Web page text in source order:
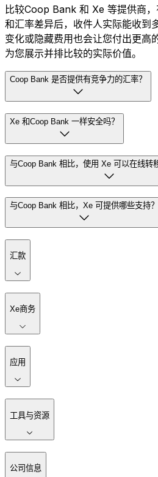
比较Coop Bank 和 Xe 等提供商
和汇率差异后，收件人实际能收到
变化或隐藏费用也会让您付出更高
为您展示并排比较的实际价值。
Coop Bank 是否提供有竞争力的汇率？
Xe 和Coop Bank 一样安全吗？
与Coop Bank 相比，使用 Xe 可以在线转
与Coop Bank 相比，Xe 可提供哪些支持？
汇款
Xe商务
应用
工具与资源
公司信息